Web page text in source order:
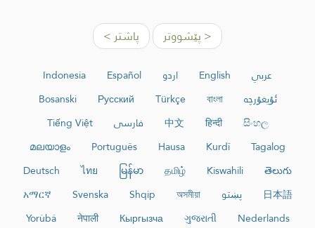
< پێشووتر پاشتر >
عربي English اردو Español
Indonesia
ئۇيغۇرچە
বাংলা
Türkçe
Русский
Bosanski
සිංහල
हिन्दी
中文 فارسی
Tiếng Việt
Tagalog
Kurdî
Hausa
Português
മലയാളം
తెలుగు
Kiswahili
தமிழ்
မြန်မာ
ไทย
Deutsch
日本語
پښتو অসমীয়া
Shqip
Svenska
አማርኛ
Nederlands
ગુજરાતી
Кыргызча
नेपाली
Yorùbá